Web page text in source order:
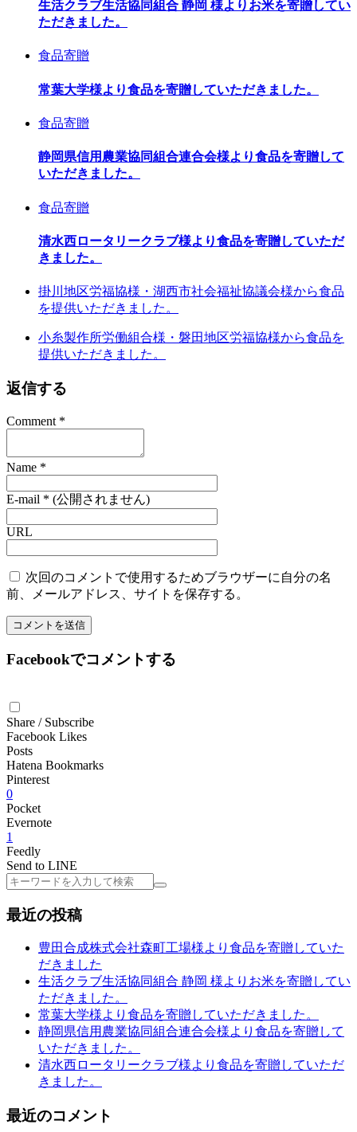
生活クラブ生活協同組合 静岡 様よりお米を寄贈してい
ただきました。
食品寄贈
常葉大学様より食品を寄贈していただきました。
食品寄贈
静岡県信用農業協同組合連合会様より食品を寄贈して
いただきました。
食品寄贈
清水西ロータリークラブ様より食品を寄贈していただ
きました。
掛川地区労福協様・湖西市社会福祉協議会様から食品
を提供いただきました。
小糸製作所労働組合様・磐田地区労福協様から食品を
提供いただきました。
返信する
Comment *
Name *
E-mail * (公開されません)
URL
次回のコメントで使用するためブラウザーに自分の名
前、メールアドレス、サイトを保存する。
Facebookでコメントする
Share / Subscribe
Facebook Likes
Posts
Hatena Bookmarks
Pinterest
0
Pocket
Evernote
1
Feedly
Send to LINE
検
最近の投稿
豊田合成株式会社森町工場様より食品を寄贈していた
だきました
生活クラブ生活協同組合 静岡 様よりお米を寄贈してい
ただきました。
常葉大学様より食品を寄贈していただきました。
静岡県信用農業協同組合連合会様より食品を寄贈して
いただきました。
清水西ロータリークラブ様より食品を寄贈していただ
きました。
最近のコメント